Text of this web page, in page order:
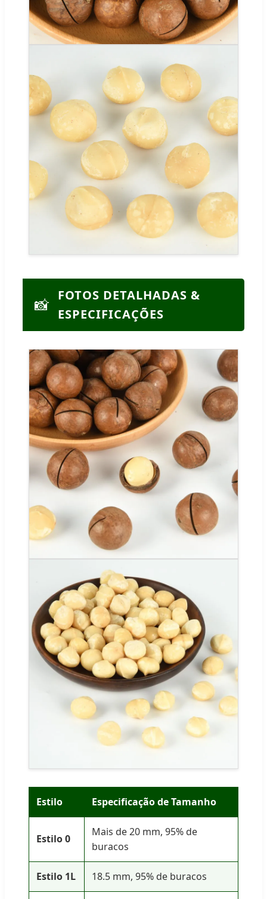
📸 FOTOS DETALHADAS &
ESPECIFICAÇÕES
Estilo Especificação de Tamanho
Estilo 0
Mais de 20 mm, 95% de
buracos
Estilo 1L 18.5 mm, 95% de buracos